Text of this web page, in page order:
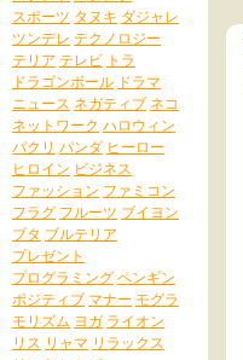
スポーツ タヌキ ダジャレ
ツンデレ テクノロジー
テリア テレビ トラ
ドラゴンボール ドラマ
ニュース ネガティブ ネコ
ネットワーク ハロウィン
パクリ パンダ ヒーロー
ヒロイン ビジネス
ファッション ファミコン
フラグ フルーツ ブイヨン
ブタ ブルテリア
プレゼント
プログラミングペンギン
ポジティブ マナー モグラ
モリズム ヨガ ライオン
リス リャマ リラックス